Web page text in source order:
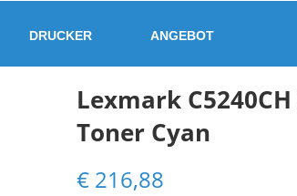
DRUCKER ANGEBOT
Lexmark
Toner Cyan
€ 216,88